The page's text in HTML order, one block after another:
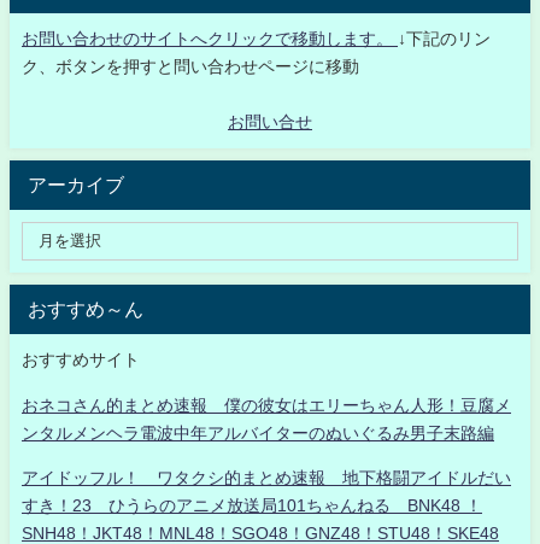
お問い合わせのサイトへクリックで移動します。
↓下記のリン
ク、ボタンを押すと問い合わせページに移動
お問い合せ
アーカイブ
おすすめ～ん
おすすめサイト
おネコさん的まとめ速報 僕の彼女はエリーちゃん人形！豆腐メ
ンタルメンヘラ電波中年アルバイターのぬいぐるみ男子末路編
アイドッフル！ ワタクシ的まとめ速報 地下格闘アイドルだい
すき！23 ひうらのアニメ放送局101ちゃんねる BNK48 ！
SNH48！JKT48！MNL48！SGO48！GNZ48！STU48！SKE48